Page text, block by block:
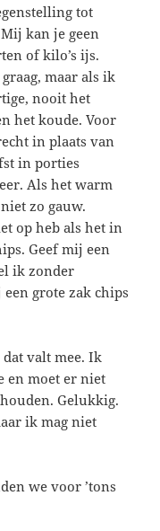
tot
kan je geen
of kilo’s ijs.
maar als ik
nooit het
het koude. Voor
in plaats van
in porties
Als het warm
zo gauw.
op heb als het in
Geef mij een
ik zonder
grote zak chips
valt mee. Ik
en moet er niet
Gelukkig.
ik mag niet
we voor ’tons